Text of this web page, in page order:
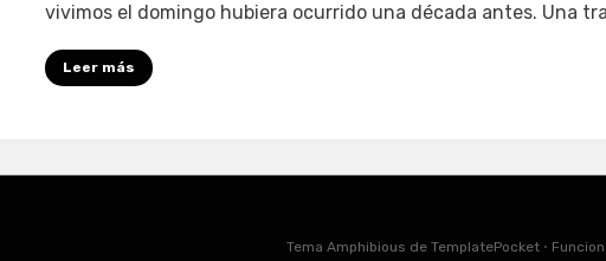
vivimos el domingo hubiera ocurrido una década antes. Una
Leer más
Tema Amphibious de TemplatePocket ⋅